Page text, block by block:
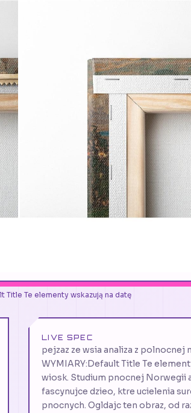
Title Te elementy wskazują na datę
LIVE SPEC
pejzaz ze wsia analiza z polnocnej
WYMIARY:Default Title Te
wiosk. Studium pnocnej Norwegii
fascynujce dzieo, ktre ucielenia
pnocnych. Ogldajc ten obraz, od